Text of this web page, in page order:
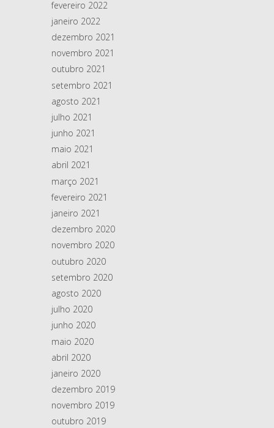
fevereiro 2022
janeiro 2022
dezembro 2021
novembro 2021
outubro 2021
setembro 2021
agosto 2021
julho 2021
junho 2021
maio 2021
abril 2021
março 2021
fevereiro 2021
janeiro 2021
dezembro 2020
novembro 2020
outubro 2020
setembro 2020
agosto 2020
julho 2020
junho 2020
maio 2020
abril 2020
janeiro 2020
dezembro 2019
novembro 2019
outubro 2019